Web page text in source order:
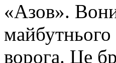
«Азов».
майбутнього
ворога. Це